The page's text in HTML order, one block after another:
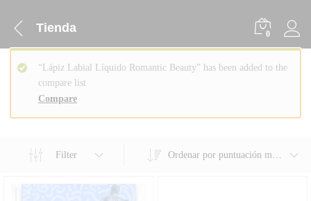
Tienda 0
Compare
“Lápiz Labial Líquido Romantic Beauty” has been added to the
compare list
Filter Ordenar por puntuación media